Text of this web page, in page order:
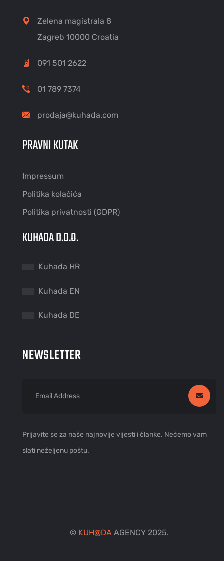
Zelena magistrala 8
Zagreb 10000 Croatia
091 501 2622
01 789 7374
prodaja@kuhada.com
PRAVNI KUTAK
Impressum
Politika kolačića
Politika privatnosti (GDPR)
KUHADA D.O.O.
Kuhada HR
Kuhada EN
Kuhada DE
NEWSLETTER
Prijavite se za naše najnovije vijesti i članke. Nećemo vam
slati neželjenu poštu.
© KUH@DA AGENCY 2025.